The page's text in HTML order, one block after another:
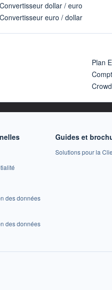
Convertisseur dollar / euro
Convertisseur euro / dollar
Plan
des données
des données
Guides et
Solutions pour la